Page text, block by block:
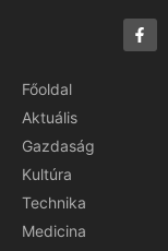
Főoldal
Aktuális
Gazdaság
Kultúra
Technika
Medicina